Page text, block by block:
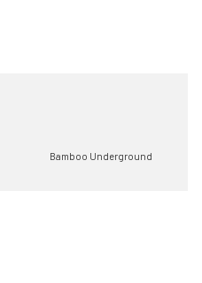
Bamboo Underground